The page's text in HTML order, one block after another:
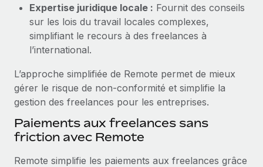
En savoir plus
Comment Phiture gère ses 55 employés
Phiture, un leader notable du conseil en matière de
croissance mobile internationale, encourage les...
En savoir plus
Expertise juridique locale : Fournit des conseils
sur les lois du travail locales complexes,
simplifiant le recours à des freelances à
l’international.
L’approche simplifiée de Remote permet de mieux
gérer le risque de non-conformité et simplifie la
gestion des freelances pour les entreprises.
Paiements aux freelances sans
friction avec Remote
Remote simplifie les paiements aux freelances grâce